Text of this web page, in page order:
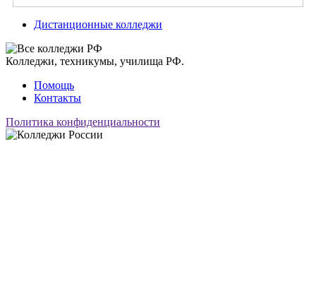
Дистанционные колледжи
Колледжи, техникумы, училища РФ.
Помощь
Контакты
Политика конфиденциальности